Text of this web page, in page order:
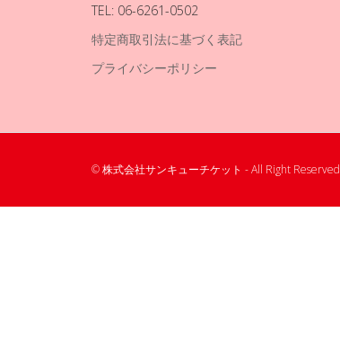
TEL: 06-6261-0502
特定商取引法に基づく表記
プライバシーポリシー
© 株式会社サンキューチケット - All Right Reserved